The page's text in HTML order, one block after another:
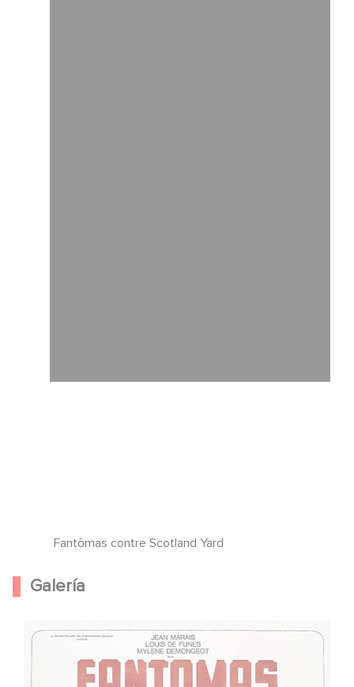
Fantômas contre Scotland Yard
Galería